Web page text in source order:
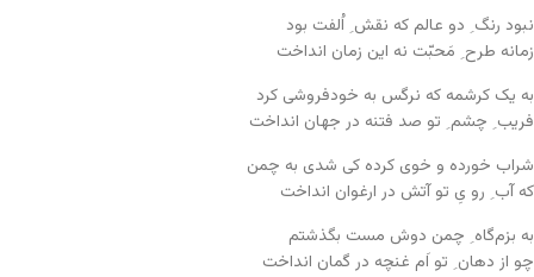
نبود رنگ ِ دو عالم که نقش ِ اُلفت بود
زمانه طرح ِ مَحبّت نه این زمان انداخت
به یک کرشمه که نرگس به خودفروشی کرد
فریب ِ چشم ِ تو صد فتنه در جهان انداخت
شراب خورده و خوی کرده کی شدی به چمن
که آب ِ رو یِ تو آتش در ارغوان انداخت
به بزم‌گاه ِ چمن دوش مست بگذشتم
چو از دهان ِ تو اَم غنچه در گمان انداخت